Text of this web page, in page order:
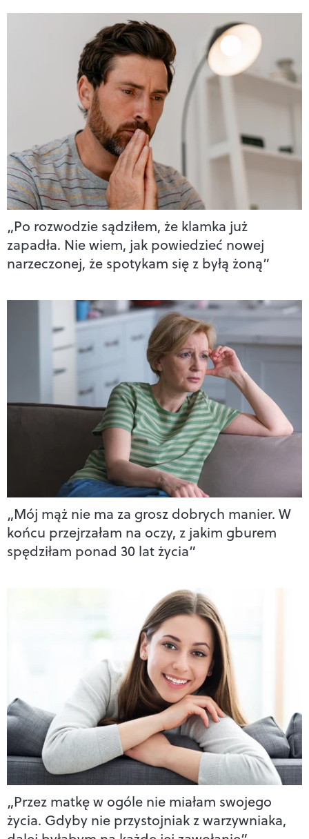
„Po rozwodzie sądziłem, że klamka już
zapadła. Nie wiem, jak powiedzieć nowej
narzeczonej, że spotykam się z byłą żoną”
„Mój mąż nie ma za grosz dobrych manier. W
końcu przejrzałam na oczy, z jakim gburem
spędziłam ponad 30 lat życia”
„Przez matkę w ogóle nie miałam swojego
życia. Gdyby nie przystojniak z warzywniaka,